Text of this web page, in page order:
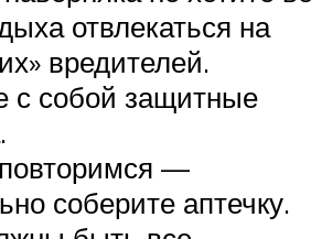
отвлекаться на
вредителей.
с собой защитные
—
соберите аптечку.